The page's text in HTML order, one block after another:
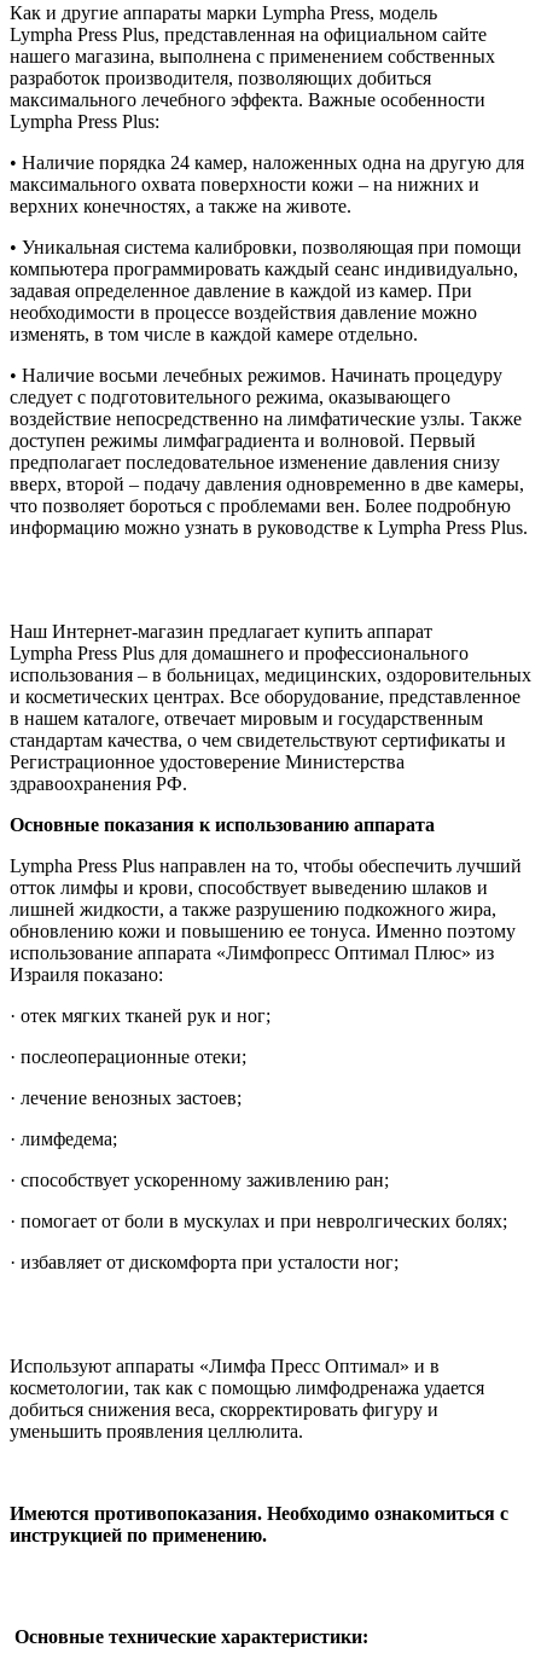
Как и другие аппараты марки Lympha Press, модель
Lympha Press Plus, представленная на официальном сайте
нашего магазина, выполнена с применением собственных
разработок производителя, позволяющих добиться
максимального лечебного эффекта. Важные особенности
Lympha Press Plus:
• Наличие порядка 24 камер, наложенных одна на другую для
максимального охвата поверхности кожи – на нижних и
верхних конечностях, а также на животе.
• Уникальная система калибровки, позволяющая при помощи
компьютера программировать каждый сеанс индивидуально,
задавая определенное давление в каждой из камер. При
необходимости в процессе воздействия давление можно
изменять, в том числе в каждой камере отдельно.
• Наличие восьми лечебных режимов. Начинать процедуру
следует с подготовительного режима, оказывающего
воздействие непосредственно на лимфатические узлы. Также
доступен режимы лимфаградиента и волновой. Первый
предполагает последовательное изменение давления снизу
вверх, второй – подачу давления одновременно в две камеры,
что позволяет бороться с проблемами вен. Более подробную
информацию можно узнать в руководстве к Lympha Press Plus.
Наш Интернет-магазин предлагает купить аппарат
Lympha Press Plus для домашнего и профессионального
использования – в больницах, медицинских, оздоровительных
и косметических центрах. Все оборудование, представленное
в нашем каталоге, отвечает мировым и государственным
стандартам качества, о чем свидетельствуют сертификаты и
Регистрационное удостоверение Министерства
здравоохранения РФ.
Основные показания к использованию аппарата
Lympha Press Plus направлен на то, чтобы обеспечить лучший
отток лимфы и крови, способствует выведению шлаков и
лишней жидкости, а также разрушению подкожного жира,
обновлению кожи и повышению ее тонуса. Именно поэтому
использование аппарата «Лимфопресс Оптимал Плюс» из
Израиля показано:
· отек мягких тканей рук и ног;
· послеоперационные отеки;
· лечение венозных застоев;
· лимфедема;
· способствует ускоренному заживлению ран;
· помогает от боли в мускулах и при невролгических болях;
· избавляет от дискомфорта при усталости ног;
Используют аппараты «Лимфа Пресс Оптимал» и в
косметологии, так как с помощью лимфодренажа удается
добиться снижения веса, скорректировать фигуру и
уменьшить проявления целлюлита.
Имеются противопоказания. Необходимо ознакомиться с
инструкцией по применению.
Основные технические характеристики: